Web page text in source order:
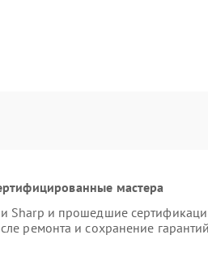
мастера
Sharp и прошедшие
ремонта и сохранение